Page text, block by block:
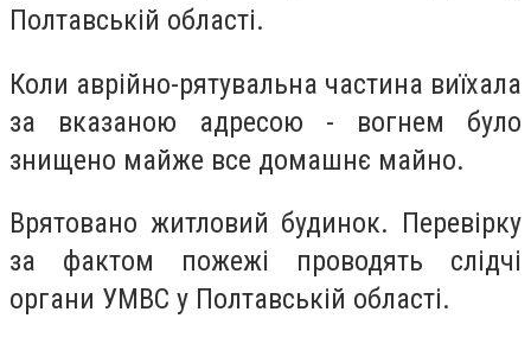
Полтавській області.
Коли аврійно-рятувальна частина виїхала
за вказаною адресою - вогнем було
знищено майже все домашнє майно.
Врятовано житловий будинок. Перевірку
за фактом пожежі проводять слідчі
органи УМВС у Полтавській області.